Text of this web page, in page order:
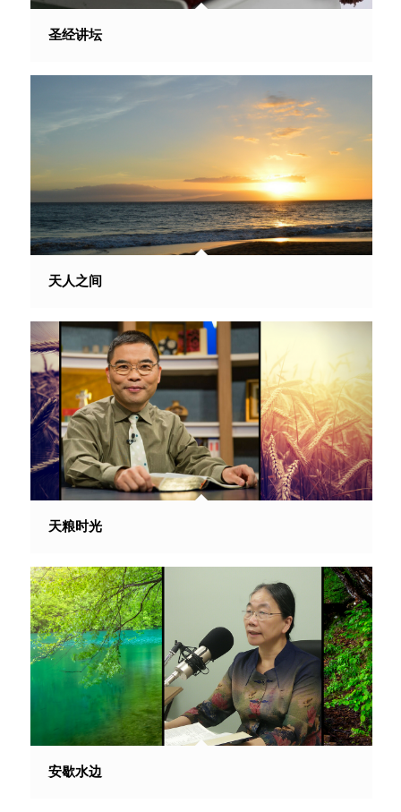
圣经讲坛
天人之间
天粮时光
安歇水边